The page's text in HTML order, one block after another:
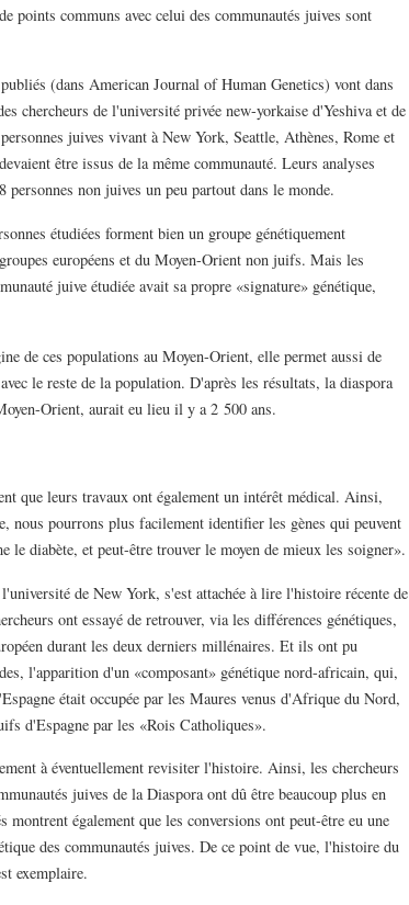
points communs avec celui des communautés juives sont
(dans American Journal of Human Genetics) vont dans
chercheurs de l'université privée new-yorkaise d'Yeshiva et de
juives vivant à New York, Seattle, Athènes, Rome et
être issus de la même communauté. Leurs analyses
personnes non juives un peu partout dans le monde.
étudiées forment bien un groupe génétiquement
européens et du Moyen-Orient non juifs. Mais les
juive étudiée avait sa propre «signature» génétique,
de ces populations au Moyen-Orient, elle permet aussi de
le reste de la population. D'après les résultats, la diaspora
Orient, aurait eu lieu il y a 2 500 ans.
que leurs travaux ont également un intérêt médical. Ainsi,
nous pourrons plus facilement identifier les gènes qui peuvent
le diabète, et peut-être trouver le moyen de mieux les soigner».
de New York, s'est attachée à lire l'histoire récente de
ont essayé de retrouver, via les différences génétiques,
durant les deux derniers millénaires. Et ils ont pu
l'apparition d'un «composant» génétique nord-africain, qui,
était occupée par les Maures venus d'Afrique du Nord,
d'Espagne par les «Rois Catholiques».
à éventuellement revisiter l'histoire. Ainsi, les chercheurs
juives de la Diaspora ont dû être beaucoup plus en
également que les conversions ont peut-être eu une
des communautés juives. De ce point de vue, l'histoire du
exemplaire.